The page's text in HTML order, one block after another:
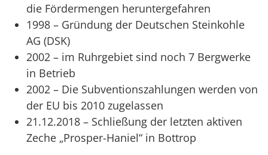
die Fördermengen heruntergefahren
1998 – Gründung der Deutschen Steinkohle
AG (DSK)
2002 – im Ruhrgebiet sind noch 7 Bergwerke
in Betrieb
2002 – Die Subventionszahlungen werden von
der EU bis 2010 zugelassen
21.12.2018 – Schließung der letzten aktiven
Zeche „Prosper-Haniel“ in Bottrop